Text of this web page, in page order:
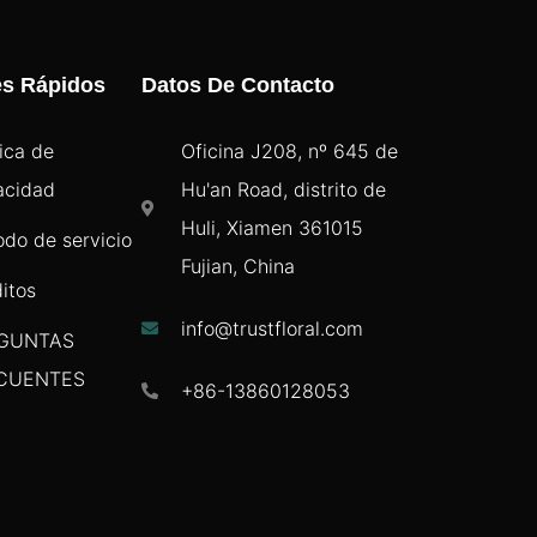
Rápidos
de
de servicio
Datos De Contacto
Oficina J208, nº 645 de
Hu'an Road, distrito de
Huli, Xiamen 361015
Fujian, China
info@trustfloral.com
+86-13860128053